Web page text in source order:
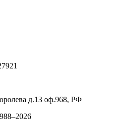
д.13 оф.968, РФ